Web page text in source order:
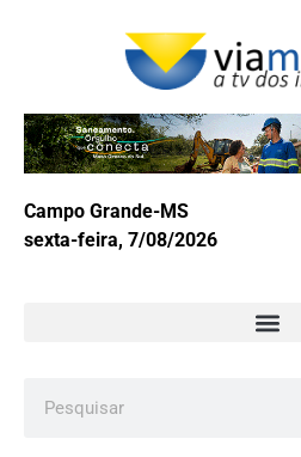
Campo Grande-MS
sexta-feira, 7/08/2026